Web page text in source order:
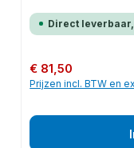
Direct
Normale prijs:
€ 81,50
Prijzen incl. BTW en